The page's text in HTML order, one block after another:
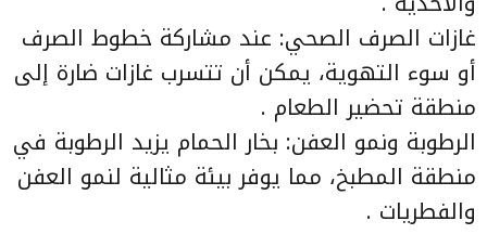
غازات الصرف الصحي: عند مشاركة خطوط الصرف
أو سوء التهوية، يمكن أن تتسرب غازات ضارة إلى
منطقة تحضير الطعام .
الرطوبة ونمو العفن: بخار الحمام يزيد الرطوبة في
منطقة المطبخ، مما يوفر بيئة مثالية لنمو العفن
والفطريات .